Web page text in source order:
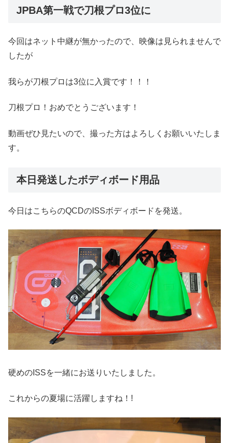
JPBA第一戦で刀根プロ3位に
今回はネット中継が無かったので、映像は見られませんで
したが
我らが刀根プロは3位に入賞です！！！
刀根プロ！おめでとうございます！
動画ぜひ見たいので、撮った方はよろしくお願いいたしま
す。
本日発送したボディボード用品
今日はこちらのQCDのISSボディボードを発送。
硬めのISSを一緒にお送りいたしました。
これからの夏場に活躍しますね！!